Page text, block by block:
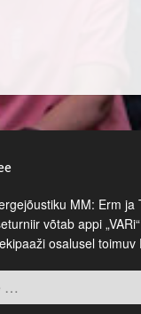
MM: Erm
võtab appi „VARi“
osalusel